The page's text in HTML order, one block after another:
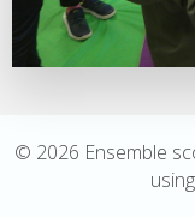
© 2026 Ensemble